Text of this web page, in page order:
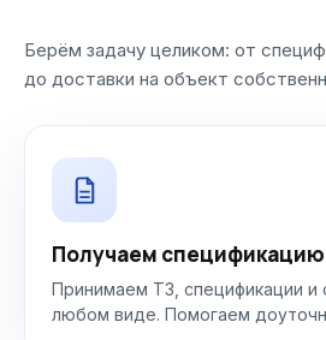
Берём задачу целиком: от
до доставки на объект
Получаем спецификацию
Принимаем ТЗ, спецификации и
любом виде. Помогаем